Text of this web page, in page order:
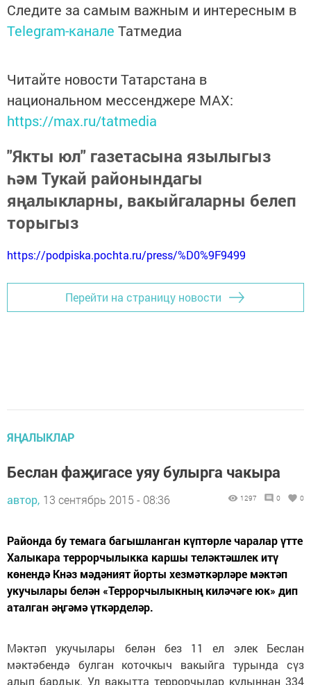
Следите за самым важным и интересным в
Telegram-канале Татмедиа
Читайте новости Татарстана в
национальном мессенджере MАХ:
https://max.ru/tatmedia
"Якты юл" газетасына язылыгыз
һәм Тукай районындагы
яңалыкларны, вакыйгаларны белеп
торыгыз
https://podpiska.pochta.ru/press/%D0%9F9499
Перейти на страницу новости
ЯҢАЛЫКЛАР
Беслан фаҗигасе уяу булырга чакыра
автор, 13 сентябрь 2015 - 08:36 1297 0 0
Районда бу темага багышланган күптөрле чаралар үтте
Халыкара террорчылыкка каршы теләктәшлек итү
көнендә Кнәз мәдәният йорты хезмәткәрләре мәктәп
укучылары белән «Террорчылыкның киләчәге юк» дип
аталган әңгәмә үткәрделәр.
Мәктәп укучылары белән без 11 ел элек Беслан
мәктәбендә булган коточкыч вакыйга турында сүз
алып бардык. Ул вакытта террорчылар кулыннан 334